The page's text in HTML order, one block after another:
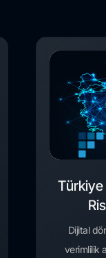
Dijital
verimlilik